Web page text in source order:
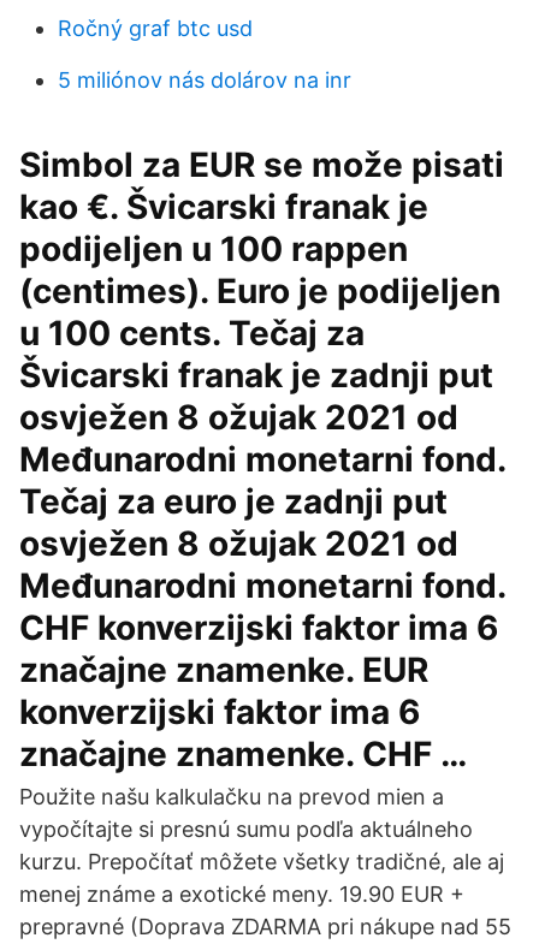
Ročný graf btc usd
5 miliónov nás dolárov na inr
Simbol za EUR se može pisati
kao €. Švicarski franak je
podijeljen u 100 rappen
(centimes). Euro je podijeljen
u 100 cents. Tečaj za
Švicarski franak je zadnji put
osvježen 8 ožujak 2021 od
Međunarodni monetarni fond.
Tečaj za euro je zadnji put
osvježen 8 ožujak 2021 od
Međunarodni monetarni fond.
CHF konverzijski faktor ima 6
značajne znamenke. EUR
konverzijski faktor ima 6
značajne znamenke. CHF …
Použite našu kalkulačku na prevod mien a
vypočítajte si presnú sumu podľa aktuálneho
kurzu. Prepočítať môžete všetky tradičné, ale aj
menej známe a exotické meny. 19.90 EUR +
prepravné (Doprava ZDARMA pri nákupe nad 55